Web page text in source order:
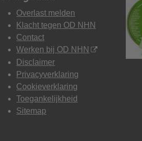
Overlast melden
Klacht tegen OD NHN
Contact
Werken bij OD NHN
Disclaimer
Privacyverklaring
Cookieverklaring
Toegankelijkheid
Sitemap